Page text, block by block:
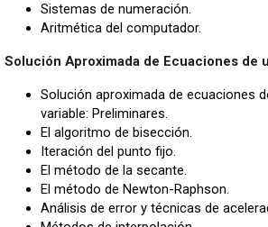
Sistemas de numeración.
Aritmética del computador.
Solución Aproximada de Ecuaciones de
Solución aproximada de ecuaciones
variable: Preliminares.
El algoritmo de bisección.
Iteración del punto fijo.
El método de la secante.
El método de Newton-Raphson.
Análisis de error y técnicas de